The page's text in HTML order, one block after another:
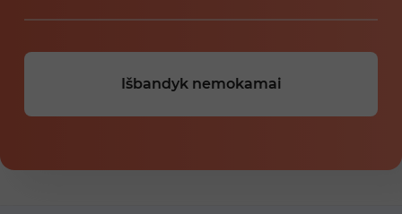
Išbandyk nemokamai